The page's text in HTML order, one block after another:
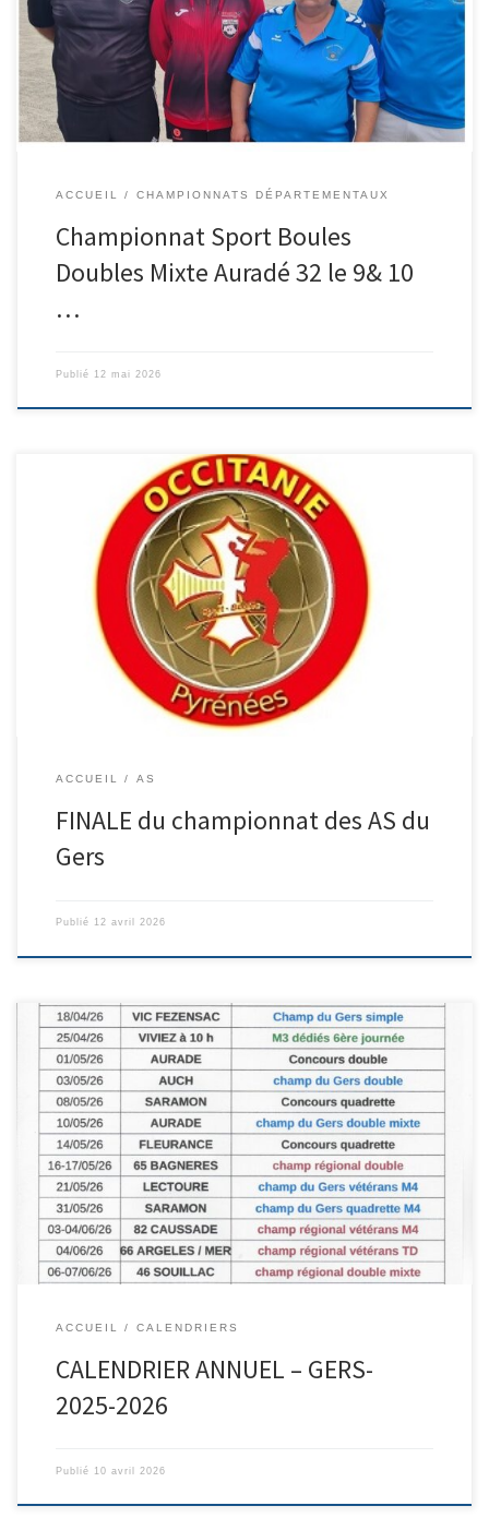
C. Huntz et M.Huntz, du club de Fleurance, ainsi que les locaux
A.Gonin et T.Andréoni qui se sont qualifiés pour les éliminatoires
de la Ligue qui se […]
ACCUEIL CHAMPIONNATS DÉPARTEMENTAUX
Championnat Sport Boules
Doubles Mixte Auradé 32 le 9& 10
…
Publié 12 mai 2026
FLEURANCE remporte la finale des AS sur le score de 37 à 3 pour
AURADE Félicitations à toutes les équipes qui ont participé à cette
compétition L’équipe de FLEURANCE Fleurance – Auradé
ACCUEIL AS
FINALE du championnat des AS du
Gers
Publié 12 avril 2026
Tableaux préparés par Pierre LESTAGE
ACCUEIL CALENDRIERS
CALENDRIER ANNUEL – GERS-
2025-2026
Publié 10 avril 2026